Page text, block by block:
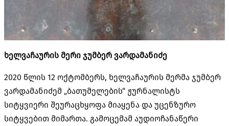
ხელვაჩაურის მერი ჯუმბერ ვარდამანიძე
2020 წლის 12 ოქტომბერს, ხელვაჩაურის მერმა ჯუმბერ
ვარდამანიძემ „ბათუმელების“ ჟურნალისტს
სიტყვიერი შეურაცხყოფა მიაყენა და უცენზურო
სიტყვებით მიმართა. გამოცემამ აუდიოჩანაწერი